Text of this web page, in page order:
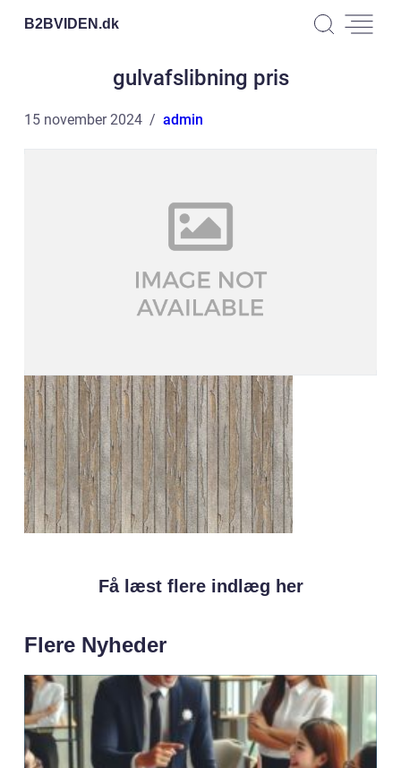
B2BVIDEN.dk
gulvafslibning pris
15 november 2024 admin
Få læst flere indlæg her
Flere Nyheder